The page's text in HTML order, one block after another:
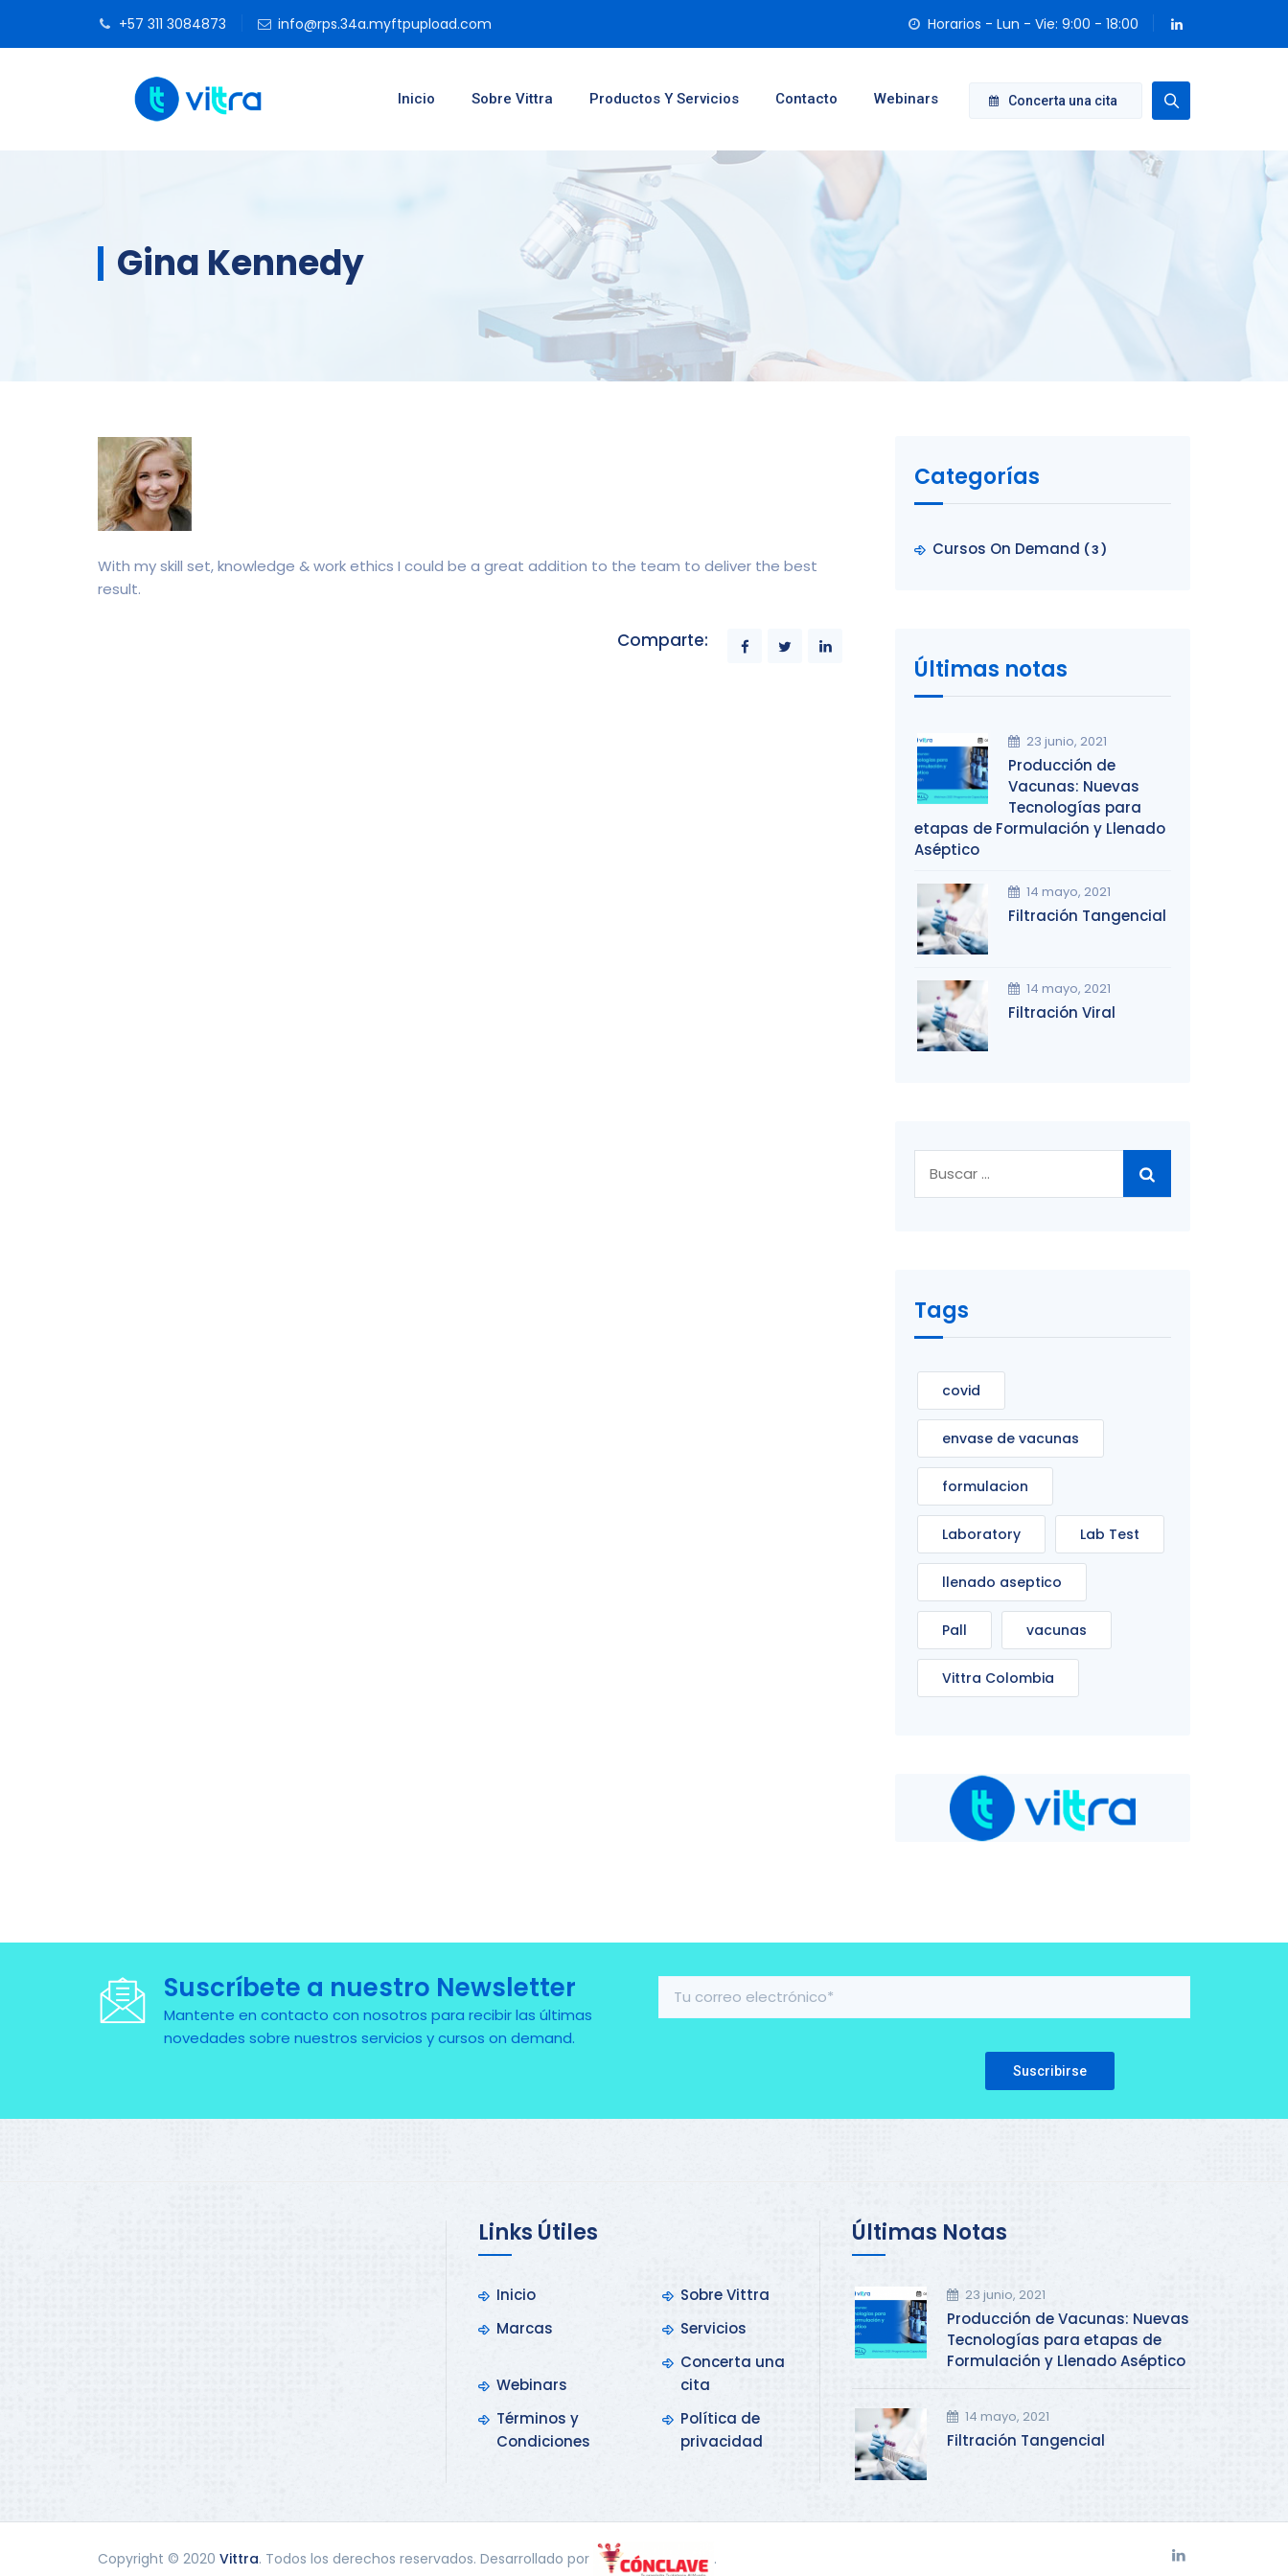
+57 311 3084873 info@rps.34a.myftpupload.com Horarios - Lun - Vie: 9:00 - 18:00
Concerta una cita
Inicio Sobre Vittra Productos Y Servicios Contacto Webinars
Gina Kennedy
With my skill set, knowledge & work ethics I could be a great addition to the team to deliver the best
result.
Comparte:
Categorías
Cursos On Demand (3)
Últimas notas
23 junio, 2021
Producción de
Vacunas: Nuevas
Tecnologías para
etapas de Formulación y Llenado
Aséptico
14 mayo, 2021
Filtración Tangencial
14 mayo, 2021
Filtración Viral
Tags
covid
envase de vacunas
formulacion
Laboratory Lab Test
llenado aseptico
Pall vacunas
Vittra Colombia
Suscríbete a nuestro Newsletter
Mantente en contacto con nosotros para recibir las últimas
novedades sobre nuestros servicios y cursos on demand.
Please leave this field empty.
Links Útiles
Inicio
Sobre Vittra
Marcas
Servicios
Webinars
Concerta una
cita
Términos y
Condiciones
Política de
privacidad
Últimas Notas
23 junio, 2021
Producción de Vacunas: Nuevas
Tecnologías para etapas de
Formulación y Llenado Aséptico
14 mayo, 2021
Filtración Tangencial
Copyright © 2020 Vittra. Todos los derechos reservados. Desarrollado por .